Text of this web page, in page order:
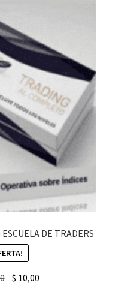
DE TRADERS
Original
$ 10,00